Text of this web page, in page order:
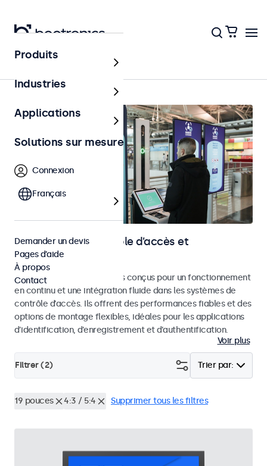
Contrôle d’accès
Écrans pour le contrôle d’accès et
l’identification
Moniteurs et écrans tactiles conçus pour un fonctionnement
en continu et une intégration fluide dans les systèmes de
contrôle d’accès. Ils offrent des performances fiables et des
options de montage flexibles, idéales pour les applications
d’identification, d’enregistrement et d’authentification.
Voir plus
Trier par:
Filtrer (2)
19 pouces 4:3 / 5:4 Supprimer tous les filtres
Produits
Industries
Applications
Solutions sur mesure
Connexion
Français
Demander un devis
Pages d’aide
À propos
Contact